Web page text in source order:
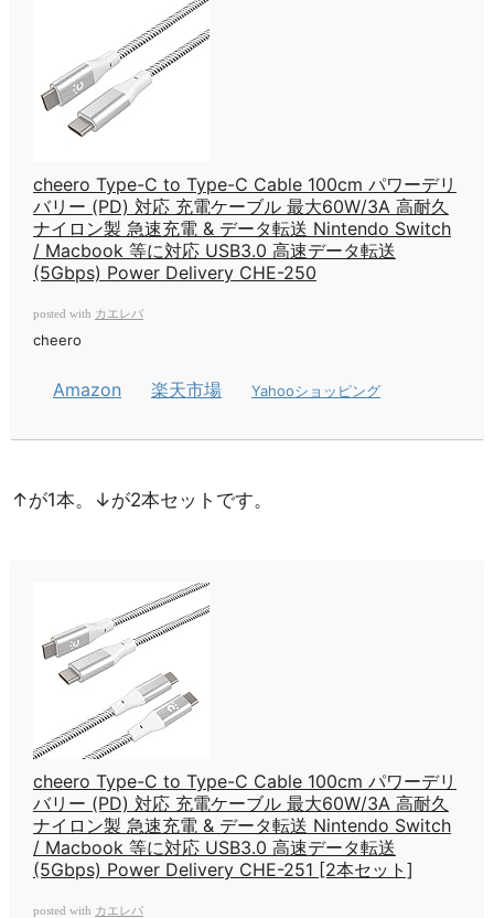
cheero Type-C to Type-C Cable 100cm パワーデリ
バリー (PD) 対応 充電ケーブル 最大60W/3A 高耐久
ナイロン製 急速充電 & データ転送 Nintendo Switch
/ Macbook 等に対応 USB3.0 高速データ転送
(5Gbps) Power Delivery CHE-250
posted with カエレバ
cheero
Amazon 楽天市場 Yahooショッピング
↑が1本。↓が2本セットです。
cheero Type-C to Type-C Cable 100cm パワーデリ
バリー (PD) 対応 充電ケーブル 最大60W/3A 高耐久
ナイロン製 急速充電 & データ転送 Nintendo Switch
/ Macbook 等に対応 USB3.0 高速データ転送
(5Gbps) Power Delivery CHE-251 [2本セット]
posted with カエレバ